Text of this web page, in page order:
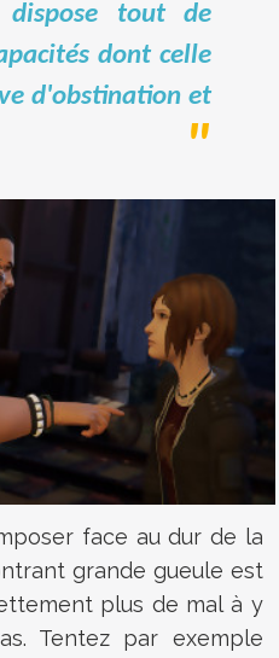
dispose tout de
dont celle
d'obstination et
face au dur de la
grande gueule est
plus de mal à y
Tentez par exemple